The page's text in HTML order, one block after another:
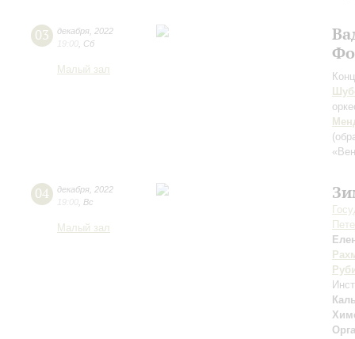
03 декабря 2022
19:00 Сб
Малый зал
04 декабря 2022
19:00 Вс
Малый зал